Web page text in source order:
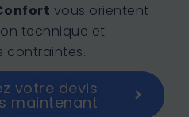
vous orientent
technique et
contraintes.
votre devis
maintenant